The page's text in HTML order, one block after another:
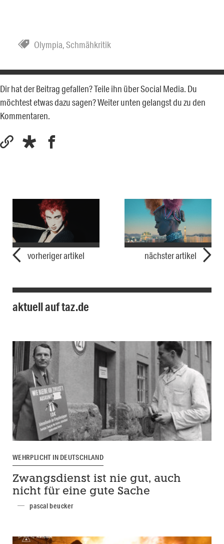
Olympia,Schmähkritik
Dir hat der Beitrag gefallen? Teile ihn über Social Media. Du
möchtest etwas dazu sagen? Weiter unten gelangst du zu den
Kommentaren.
vorheriger artikel nächster artikel
aktuell auf taz.de
WEHRPLICHT IN DEUTSCHLAND
Zwangsdienst ist nie gut, auch
nicht für eine gute Sache
pascal beucker